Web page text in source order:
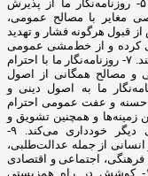
اساسی رویدادها در اقتصاد آنلاین مطرود است. ۵- روزنامه‌نگار ما از پذیرش
مغایر با مصالح عمومی،
از قبول هرگونه فشار و تهدید
کرده و از خط‌مشی عمومی
رسانه و اصول شرافت حرفه ای خویش تبعیت می‌کند. ۷- روزنامه‌نگار ما با احترام
و مصالح همگانی از اصول
خویشتن تبعیت می‌کند. ۸- روزنامه‌نگار ما به اصول دینی و
حسنه و عفت عمومی احترام
زمینه‌ها و همچنین تشویق و
تحریک به جنگ تجاوزکارانه نسبت به کشورهای دیگر خودداری می‌کند. ۹-
از جمله عدالت‌طلبی،
اجتماعی و اقتصادی
ملت‌ها و فرهنگ‌ها، احترام خاص قائل است. ۱۰- کوشش در راه همزیستی